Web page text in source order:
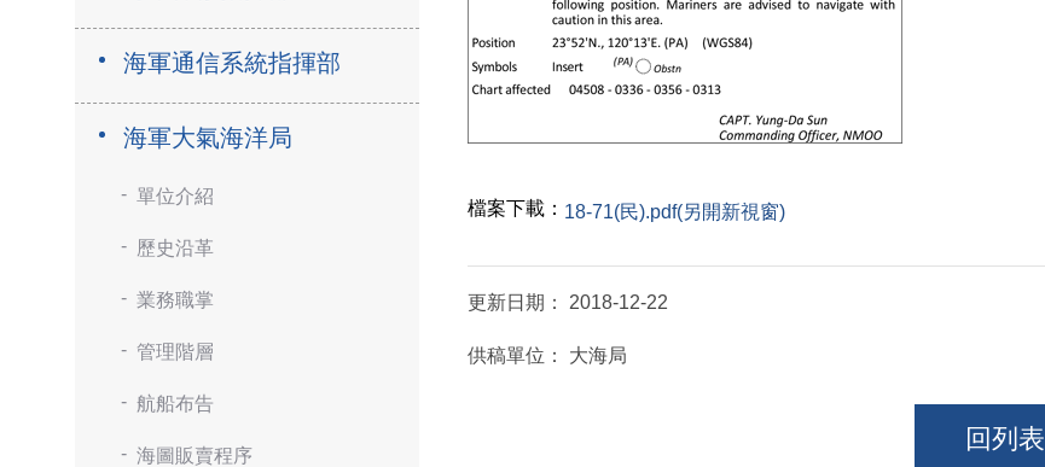
海軍通信系統指揮部
海軍大氣海洋局
單位介紹
歷史沿革
業務職掌
管理階層
航船布告
海圖販賣程序
檔案下載： 18-71(民).pdf(另開新視窗)
更新日期： 2018-12-22
供稿單位： 大海局
回列表